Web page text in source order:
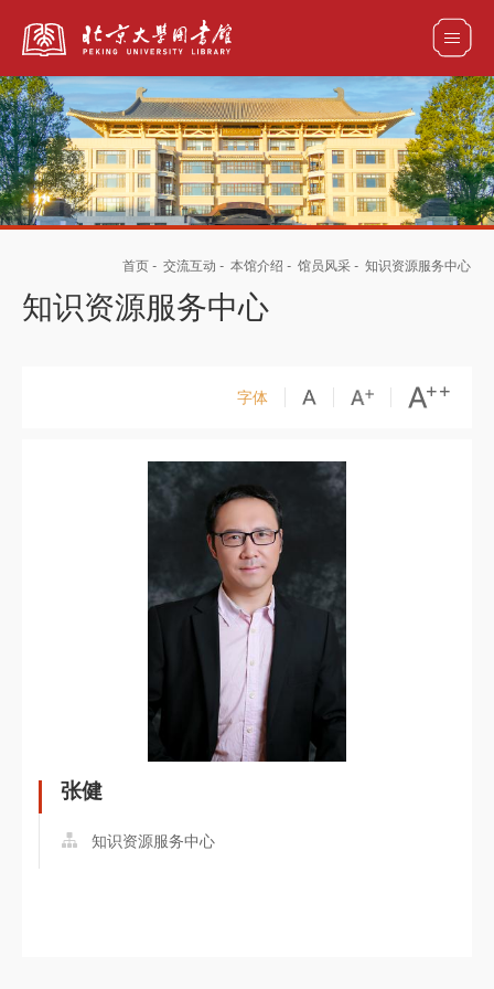
全部资源
首页 - 交流互动 - 本馆介绍 - 馆员风采 - 知识资源服务中心
知识资源服务中心
字体
张健
知识资源服务中心